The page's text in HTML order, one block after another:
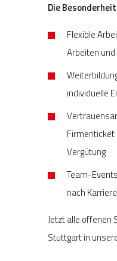
Die
Flexible
Arbeiten
individuelle
Vergütung
Team-
nach
Jetzt alle offenen
Stuttgart in